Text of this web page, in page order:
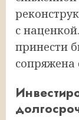
с
принести
сопряжена